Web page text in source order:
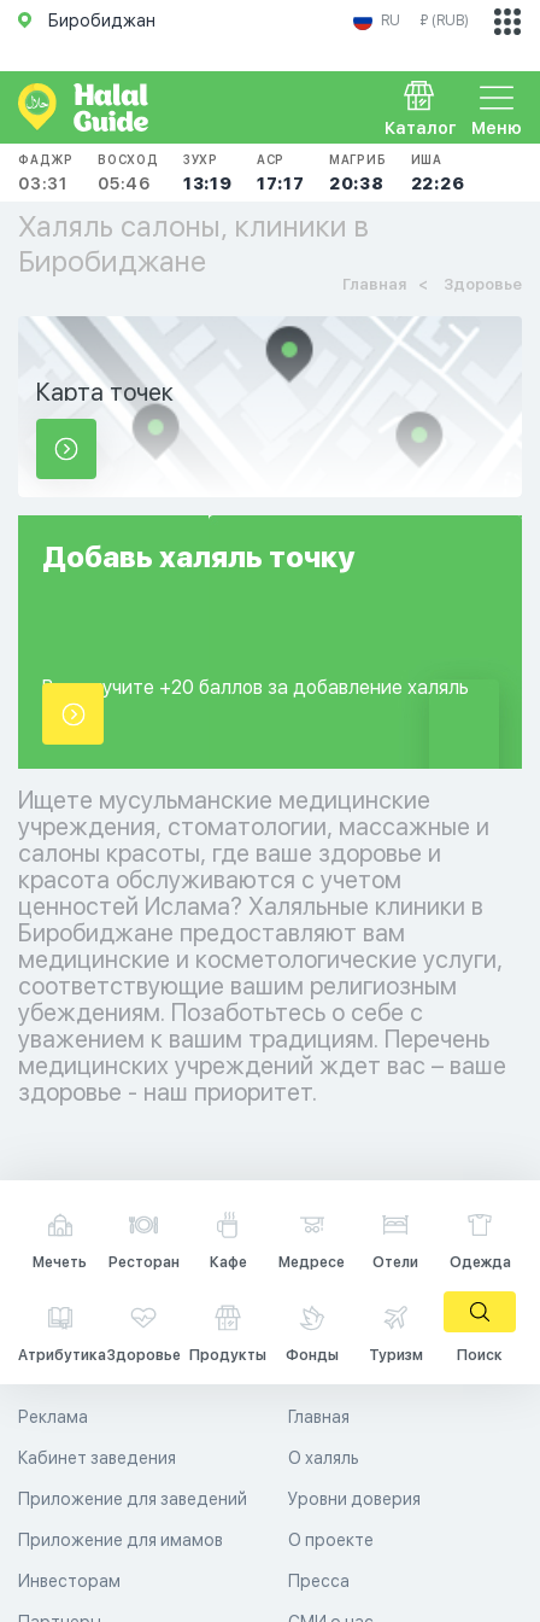
Биробиджан RU ₽ (RUB)
Меню
Каталог
ФАДЖР
03:31
ВОСХОД
05:46
ЗУХР
13:19
АСР
17:17
МАГРИБ
20:38
ИША
22:26
Халяль салоны, клиники в
Биробиджане
Главная Здоровье
Карта точек
Добавь халяль точку
Вы получите +20 баллов за добавление халяль
точки.
Ищете мусульманские медицинские
учреждения, стоматологии, массажные и
салоны красоты, где ваше здоровье и
красота обслуживаются с учетом
ценностей Ислама? Халяльные клиники в
Биробиджане предоставляют вам
медицинские и косметологические услуги,
соответствующие вашим религиозным
убеждениям. Позаботьтесь о себе с
уважением к вашим традициям. Перечень
медицинских учреждений ждет вас – ваше
здоровье - наш приоритет.
Мечеть Ресторан Кафе Медресе Отели Одежда
АтрибутикаЗдоровье Продукты Фонды Туризм Поиск
Главная
О халяль
Уровни доверия
Реклама
Кабинет заведения
Приложение для заведений
Приложение для имамов О проекте
Пресса
Инвесторам